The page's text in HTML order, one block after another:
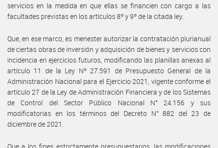
servicios en la medida en que ellas se financien con cargo a las
facultades previstas en los artículos 8º y 9º de la citada ley.
Que, en ese marco, es menester autorizar la contratación plurianual
de ciertas obras de inversión y adquisición de bienes y servicios con
incidencia en ejercicios futuros, modificando las planillas anexas al
artículo 11 de la Ley Nº 27.591 de Presupuesto General de la
Administración Nacional para el Ejercicio 2021, vigente conforme el
artículo 27 de la Ley de Administración Financiera y de los Sistemas
de Control del Sector Público Nacional N° 24.156 y sus
modificatorias en los términos del Decreto N° 882 del 23 de
diciembre de 2021.
Que a los fines estrictamente presupuestarios, las modificaciones